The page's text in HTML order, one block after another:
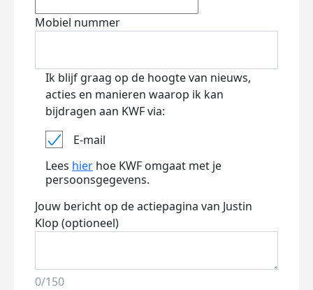
Mobiel nummer
Ik blijf graag op de hoogte van nieuws,
acties en manieren waarop ik kan
bijdragen aan KWF via:
E-mail
Lees hier hoe KWF omgaat met je
persoonsgegevens.
Jouw bericht op de actiepagina van Justin
Klop (optioneel)
0/150